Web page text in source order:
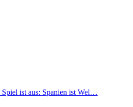
ist aus: Spanien ist Wel…